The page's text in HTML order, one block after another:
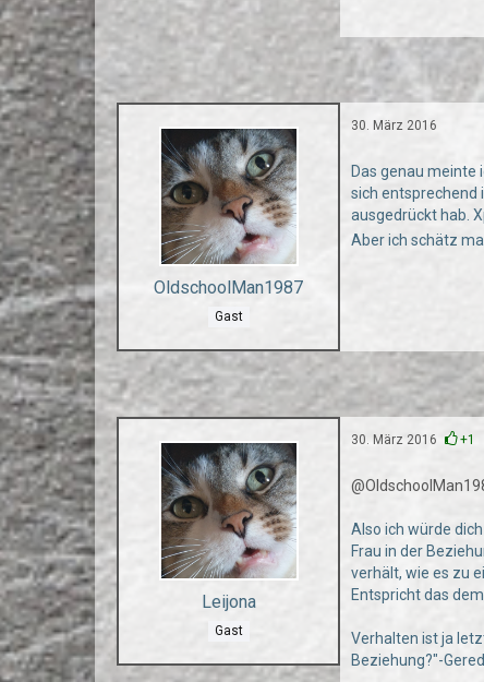
OldschoolMan1987
Gast
30. März 2016
Das genau meinte
sich entsprechend
ausgedrückt hab.
Aber ich schätz
Leijona
Gast
30. März 2016 +1
Also ich würde
Frau in der
verhält, wie es zu
Entspricht das
Verhalten ist ja
Beziehung?"-